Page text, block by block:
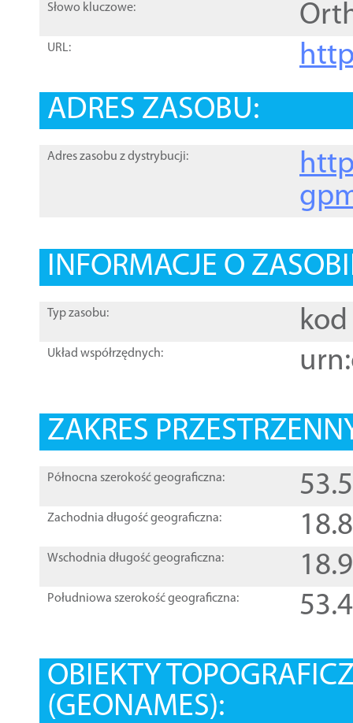
Słowo kluczowe:
URL:
ADRES ZASOBU:
Adres zasobu z dystrybucji:
INFORMACJE O
Typ zasobu: kod
Układ współrzędnych:
ZAKRES
Północna szerokość geograficzna:
Zachodnia długość geograficzna:
Wschodnia długość geograficzna:
Południowa szerokość geograficzna:
OBIEKTY
(GEONAMES):